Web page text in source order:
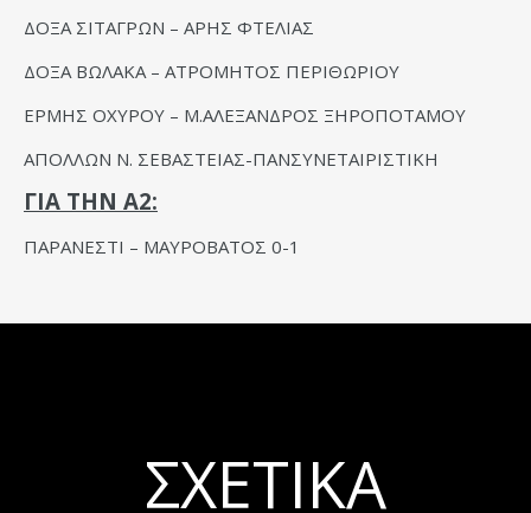
ΔΟΞΑ ΣΙΤΑΓΡΩΝ – ΑΡΗΣ ΦΤΕΛΙΑΣ
ΔΟΞΑ ΒΩΛΑΚΑ – ΑΤΡΟΜΗΤΟΣ ΠΕΡΙΘΩΡΙΟΥ
ΕΡΜΗΣ ΟΧΥΡΟΥ – Μ.ΑΛΕΞΑΝΔΡΟΣ ΞΗΡΟΠΟΤΑΜΟΥ
ΑΠΟΛΛΩΝ Ν. ΣΕΒΑΣΤΕΙΑΣ-ΠΑΝΣΥΝΕΤΑΙΡΙΣΤΙΚΗ
ΓΙΑ ΤΗΝ Α2:
ΠΑΡΑΝΕΣΤΙ – ΜΑΥΡΟΒΑΤΟΣ 0-1
ΣΧΕΤΙΚΆ